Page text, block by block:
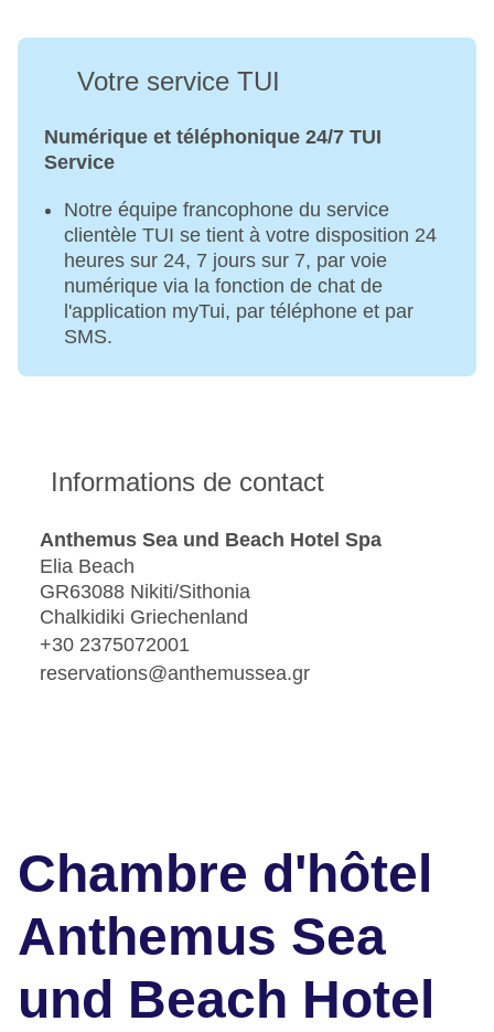
Votre service TUI
Numérique et téléphonique 24/7 TUI
Service
Notre équipe francophone du service
clientèle TUI se tient à votre disposition 24
heures sur 24, 7 jours sur 7, par voie
numérique via la fonction de chat de
l'application myTui, par téléphone et par
SMS.
Informations de contact
Anthemus Sea und Beach Hotel Spa
Elia Beach
GR63088 Nikiti/Sithonia
Chalkidiki Griechenland
+30 2375072001
reservations@anthemussea.gr
Chambre d'hôtel
Anthemus Sea
und Beach Hotel